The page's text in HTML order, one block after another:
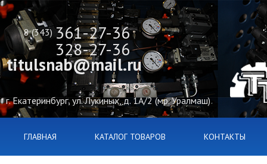
8 (343) 361-27-36
г. Екатеринбург, ул. Лукиных, д. 1А/2 (мр. Уралмаш)
328-27-36
titulsnab@mail.ru
ГЛАВНАЯ КАТАЛОГ ТОВАРОВ КОНТАКТЫ